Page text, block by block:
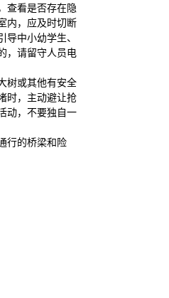
查看是否存在隐
内，应及时切断
中小幼学生、
，请留守人员电
树或其他有安全
时，主动避让抢
动，不要独自一
行的桥梁和险